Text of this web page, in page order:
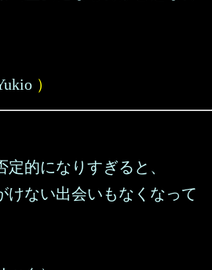
）
的になりすぎると、
けない出会いもなくなって